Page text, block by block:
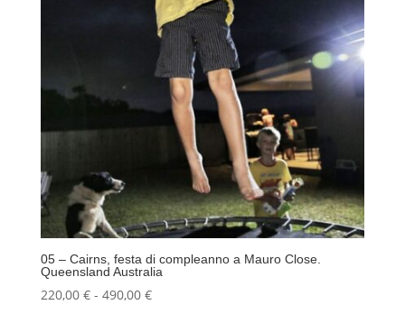
05 – Cairns, festa di compleanno a Mauro Close.
Queensland Australia
220,00 € - 490,00 €Fascia